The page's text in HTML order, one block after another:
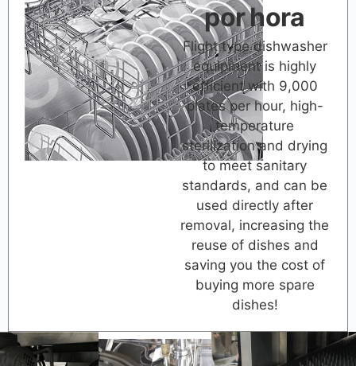
por hora
Flight type dishwasher
equipment is highly
efficient with 9,000
plates per hour, high-
temperature
sterilization and drying
to meet sanitary
standards, and can be
used directly after
removal, increasing the
reuse of dishes and
saving you the cost of
buying more spare
dishes!